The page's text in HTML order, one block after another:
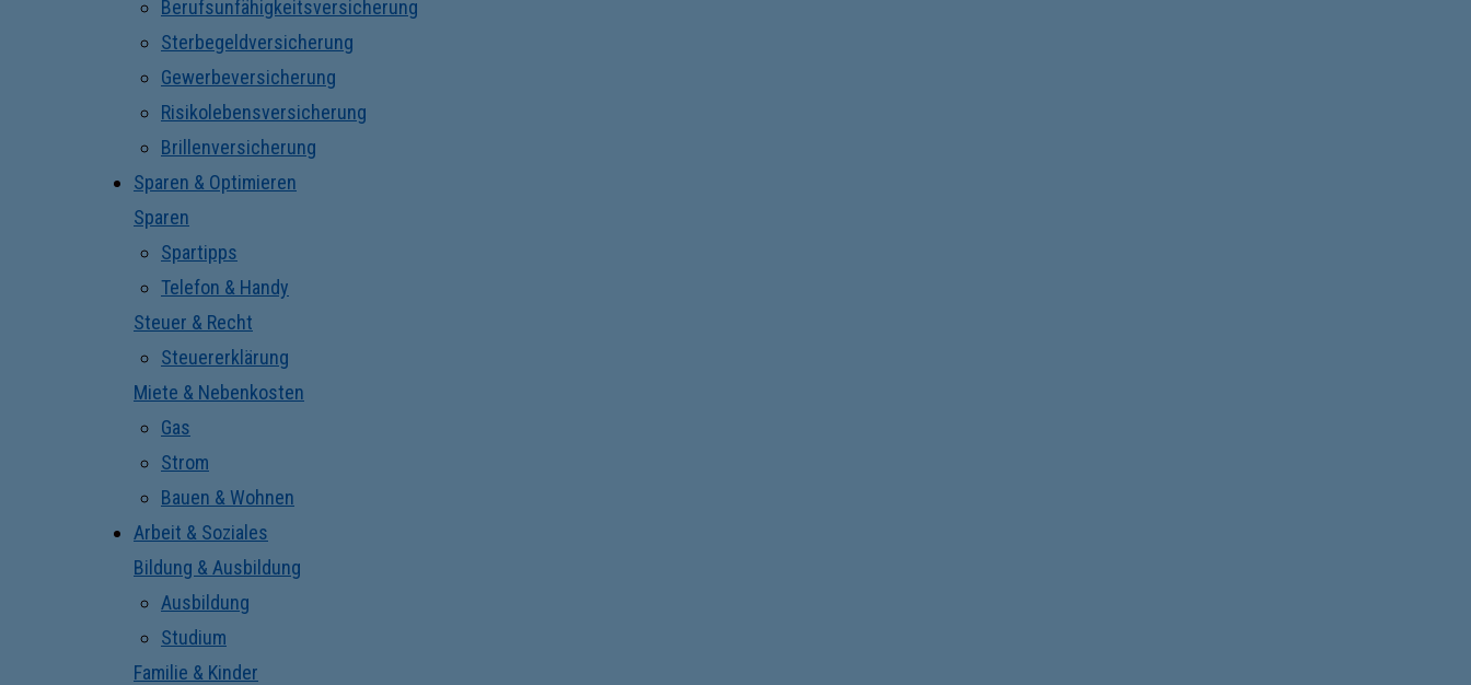
Berufsunfähigkeitsversicherung
Sterbegeldversicherung
Gewerbeversicherung
Risikolebensversicherung
Brillenversicherung
Sparen & Optimieren
Sparen
Spartipps
Telefon & Handy
Steuer & Recht
Steuererklärung
Miete & Nebenkosten
Gas
Strom
Bauen & Wohnen
Arbeit & Soziales
Bildung & Ausbildung
Ausbildung
Studium
Familie & Kinder